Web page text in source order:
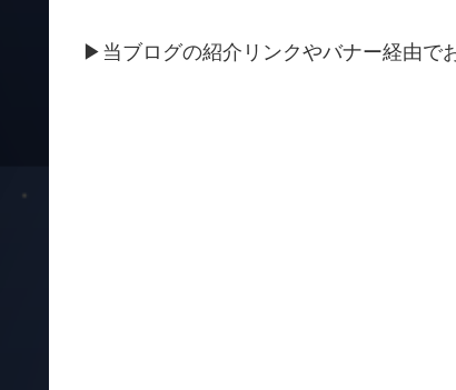
▶当ブログの紹介リンクやバナー経由で